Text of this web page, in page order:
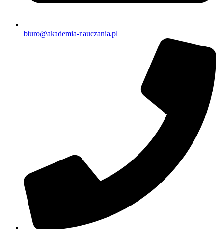
biuro@akademia-nauczania.pl